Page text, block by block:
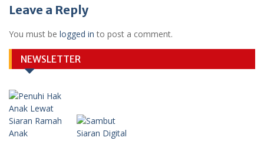
Leave a Reply
You must be logged in to post a comment.
NEWSLETTER